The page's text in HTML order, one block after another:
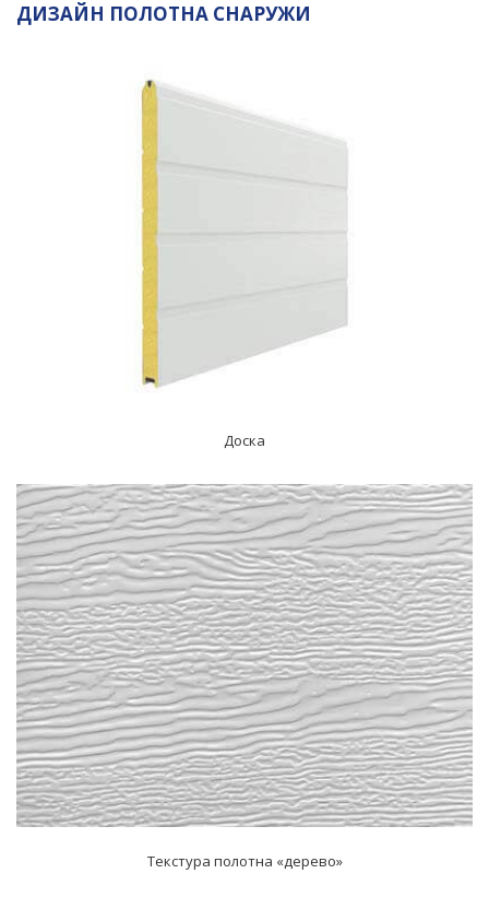
ДИЗАЙН ПОЛОТНА СНАРУЖИ
Доска
Текстура полотна «дерево»